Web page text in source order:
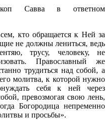
Савва в ответном
кто обращается к Ней за
не должны лениться, ведь
трусу, человеку, не
Православный же
трудиться над собой, а
молитва, к которой нужно
себя к ней через
превозмогая свою лень,
Богородица непременно
и просьбы».